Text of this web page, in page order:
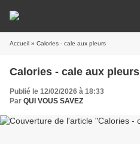
Accueil » Calories - cale aux pleurs
Calories - cale aux pleurs
Publié le 12/02/2026 à 18:33
Par QUI VOUS SAVEZ